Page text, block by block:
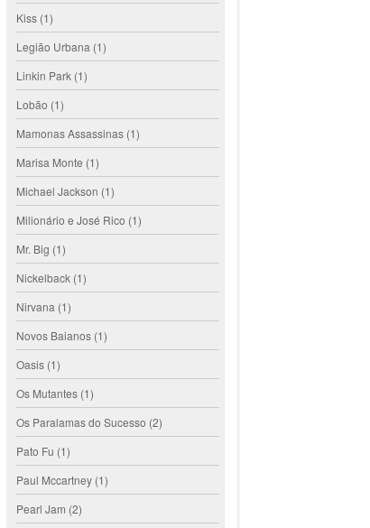
Kiss (1)
Legião Urbana (1)
Linkin Park (1)
Lobão (1)
Mamonas Assassinas (1)
Marisa Monte (1)
Michael Jackson (1)
Milionário e José Rico (1)
Mr. Big (1)
Nickelback (1)
Nirvana (1)
Novos Baianos (1)
Oasis (1)
Os Mutantes (1)
Os Paralamas do Sucesso (2)
Pato Fu (1)
Paul Mccartney (1)
Pearl Jam (2)